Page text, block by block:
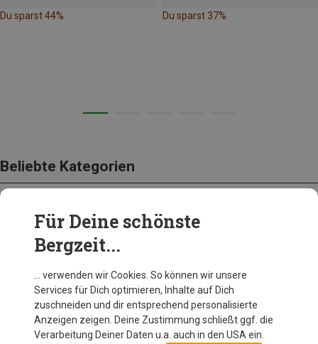
Du sparst 44% Du sparst 37%
Beliebte Kategorien
BEKLEIDUNG
Für Deine schönste
Bergzeit...
… verwenden wir Cookies. So können wir unsere
Services für Dich optimieren, Inhalte auf Dich
zuschneiden und dir entsprechend personalisierte
Anzeigen zeigen. Deine Zustimmung schließt ggf. die
Verarbeitung Deiner Daten u.a. auch in den USA ein.